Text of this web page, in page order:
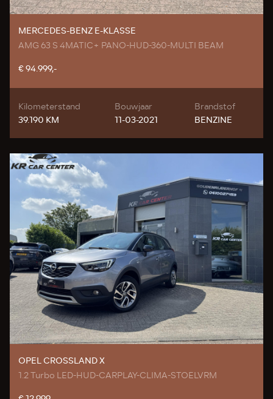
MERCEDES-BENZ E-KLASSE
AMG 63 S 4MATIC+ PANO-HUD-360-MULTI BEAM
€ 94.999,-
Kilometerstand
39.190 KM
Bouwjaar
11-03-2021
Brandstof
BENZINE
OPEL CROSSLAND X
1.2 Turbo LED-HUD-CARPLAY-CLIMA-STOELVRM